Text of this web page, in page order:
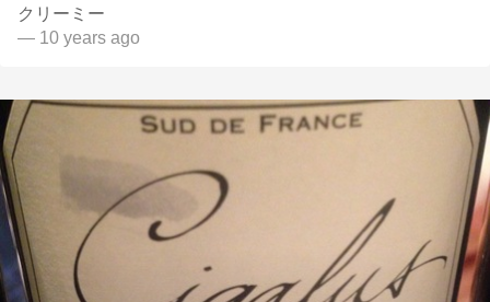
クリーミー
— 10 years ago